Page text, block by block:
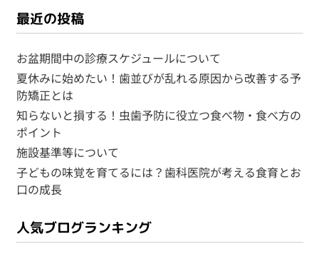
最近の投稿
お盆期間中の診療スケジュールについて
夏休みに始めたい！歯並びが乱れる原因から改善する予
防矯正とは
知らないと損する！虫歯予防に役立つ食べ物・食べ方の
ポイント
施設基準等について
子どもの味覚を育てるには？歯科医院が考える食育とお
口の成長
人気ブログランキング